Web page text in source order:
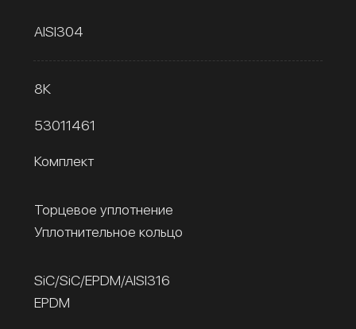
AISI304
8К
53011461
Комплект
Торцевое уплотнение
Уплотнительное кольцо
SiC/SiC/EPDM/AISI316
EPDM